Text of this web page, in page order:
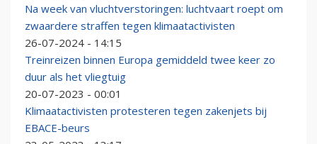
Na week van vluchtverstoringen: luchtvaart roept om
zwaardere straffen tegen klimaatactivisten
26-07-2024 - 14:15
Treinreizen binnen Europa gemiddeld twee keer zo
duur als het vliegtuig
20-07-2023 - 00:01
Klimaatactivisten protesteren tegen zakenjets bij
EBACE-beurs